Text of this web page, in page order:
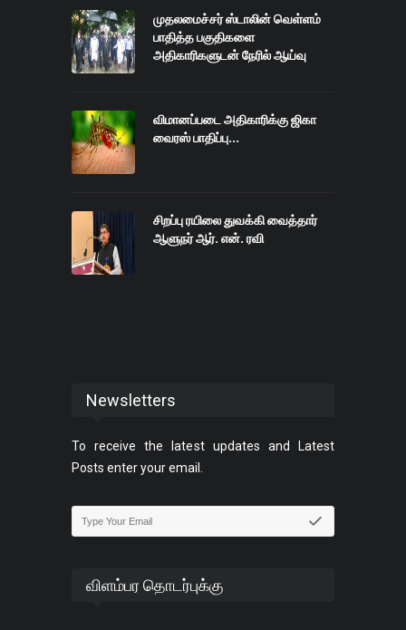
முதலமைச்சர் ஸ்டாலின் வெள்ளம்
பாதித்த பகுதிகளை
அதிகாரிகளுடன் நேரில் ஆய்வு
விமானப்படை அதிகாரிக்கு ஜிகா
வைரஸ் பாதிப்பு...
சிறப்பு ரயிலை துவக்கி வைத்தார்
ஆளுநர் ஆர். என். ரவி
Newsletters
To receive the latest updates and Latest
Posts enter your email.
விளம்பர தொடர்புக்கு